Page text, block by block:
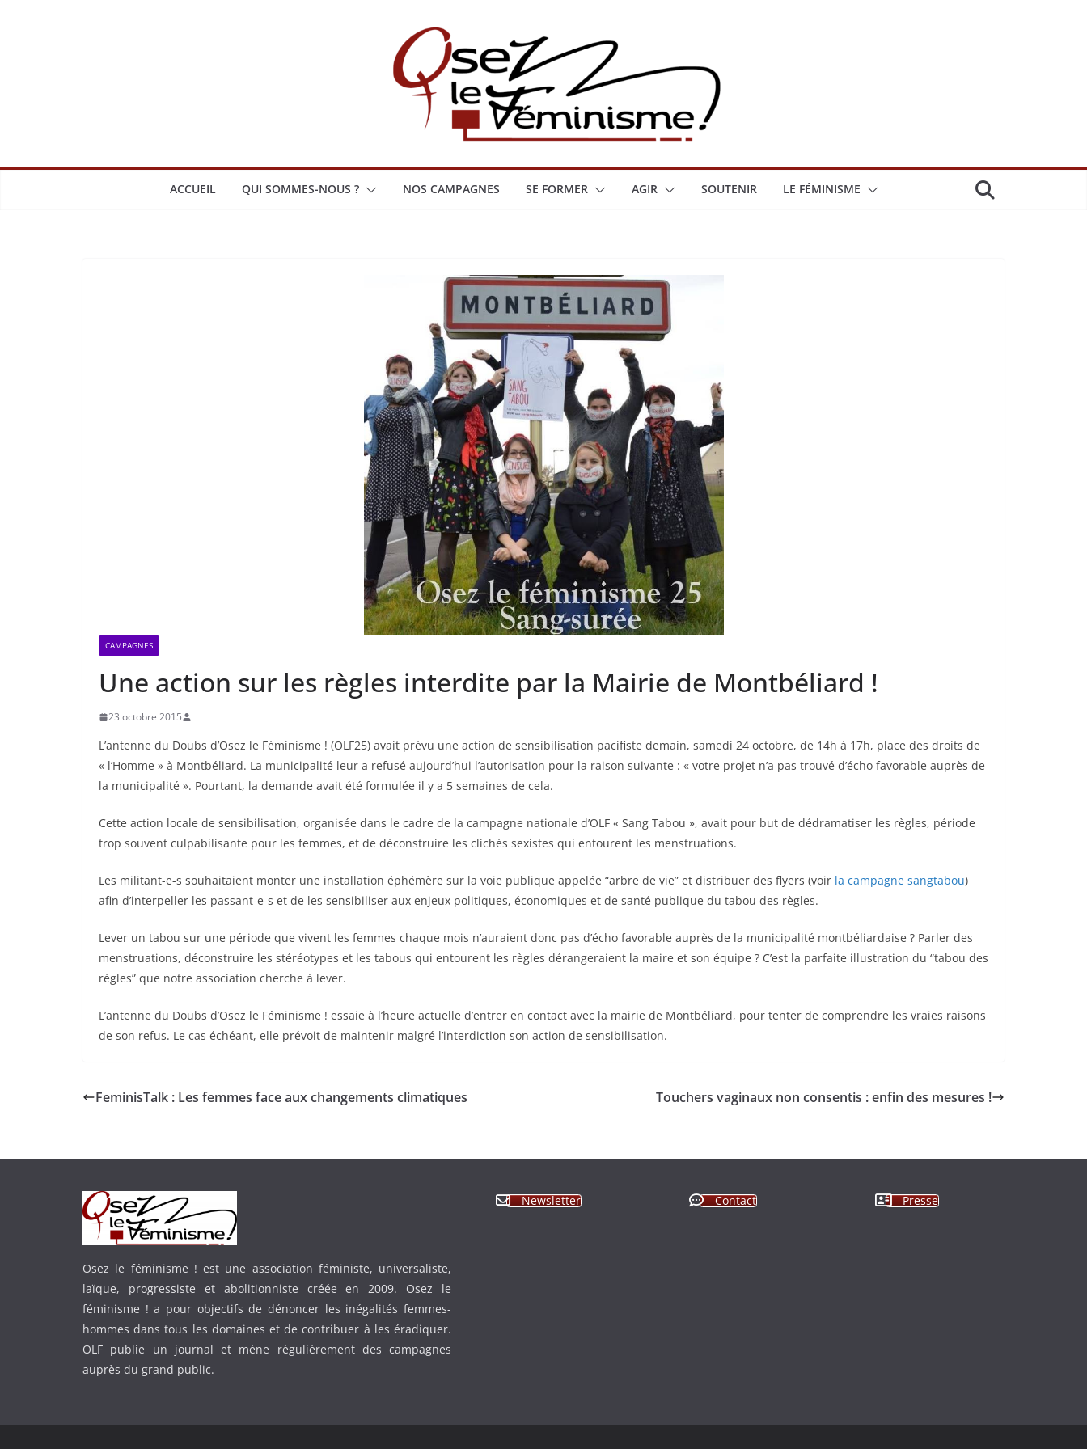
ACCUEIL QUI SOMMES-NOUS ? NOS CAMPAGNES SE FORMER AGIR SOUTENIR LE FÉMINISME
CAMPAGNES
Une action sur les règles interdite par la Mairie de Montbéliard !
23 octobre 2015
L’antenne du Doubs d’Osez le Féminisme ! (OLF25) avait prévu une action de sensibilisation pacifiste demain, samedi 24 octobre, de 14h à 17h, place des droits de
« l’Homme » à Montbéliard. La municipalité leur a refusé aujourd’hui l’autorisation pour la raison suivante : « votre projet n’a pas trouvé d’écho favorable auprès de
la municipalité ». Pourtant, la demande avait été formulée il y a 5 semaines de cela.
Cette action locale de sensibilisation, organisée dans le cadre de la campagne nationale d’OLF « Sang Tabou », avait pour but de dédramatiser les règles, période
trop souvent culpabilisante pour les femmes, et de déconstruire les clichés sexistes qui entourent les menstruations.
Les militant-e-s souhaitaient monter une installation éphémère sur la voie publique appelée “arbre de vie” et distribuer des flyers (voir la campagne sangtabou)
afin d’interpeller les passant-e-s et de les sensibiliser aux enjeux politiques, économiques et de santé publique du tabou des règles.
Lever un tabou sur une période que vivent les femmes chaque mois n’auraient donc pas d’écho favorable auprès de la municipalité montbéliardaise ? Parler des
menstruations, déconstruire les stéréotypes et les tabous qui entourent les règles dérangeraient la maire et son équipe ? C’est la parfaite illustration du “tabou des
règles” que notre association cherche à lever.
L’antenne du Doubs d’Osez le Féminisme ! essaie à l’heure actuelle d’entrer en contact avec la mairie de Montbéliard, pour tenter de comprendre les vraies raisons
de son refus. Le cas échéant, elle prévoit de maintenir malgré l’interdiction son action de sensibilisation.
FeminisTalk : Les femmes face aux changements climatiques Touchers vaginaux non consentis : enfin des mesures !
Osez le féminisme ! est une association féministe, universaliste,
laïque, progressiste et abolitionniste créée en 2009. Osez le
féminisme ! a pour objectifs de dénoncer les inégalités femmes-
hommes dans tous les domaines et de contribuer à les éradiquer.
OLF publie un journal et mène régulièrement des campagnes
auprès du grand public.
Newsletter Contact Presse